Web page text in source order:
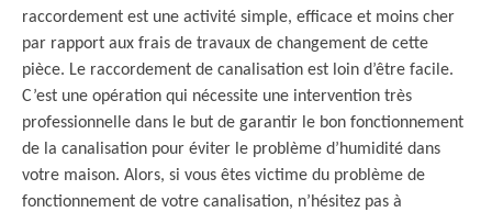
raccordement est une activité simple, efficace et moins cher
par rapport aux frais de travaux de changement de cette
pièce. Le raccordement de canalisation est loin d’être facile.
C’est une opération qui nécessite une intervention très
professionnelle dans le but de garantir le bon fonctionnement
de la canalisation pour éviter le problème d’humidité dans
votre maison. Alors, si vous êtes victime du problème de
fonctionnement de votre canalisation, n’hésitez pas à